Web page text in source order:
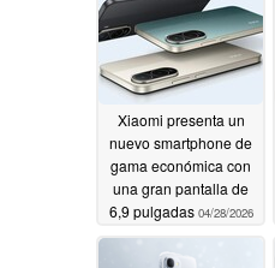
Xiaomi presenta un
nuevo smartphone de
gama económica con
una gran pantalla de
6,9 pulgadas 04/28/2026